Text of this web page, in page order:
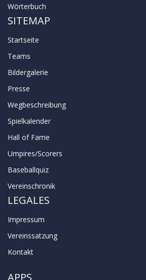
Wörterbuch
SITEMAP
Startseite
Teams
Bildergalerie
Presse
Wegbeschreibung
Spielkalender
Hall of Fame
Umpires/Scorers
Baseballquiz
Vereinschronik
LEGALES
Impressum
Vereinssatzung
Kontakt
APPS